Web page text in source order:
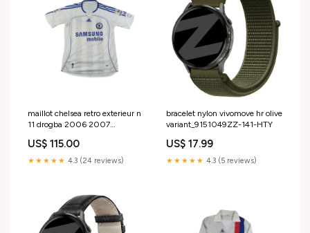
maillot chelsea retro exterieur n
11 drogba 2006 2007
US$ 115.00
★★★★★ 4.3 (24 reviews)
bracelet nylon vivomove hr olive
variant_9151049ZZ-141-HTY
US$ 17.99
★★★★★ 4.3 (5 reviews)